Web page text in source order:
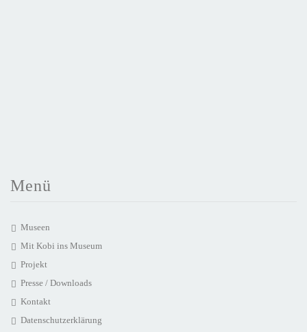
Menü
Museen
Mit Kobi ins Museum
Projekt
Presse / Downloads
Kontakt
Datenschutzerklärung